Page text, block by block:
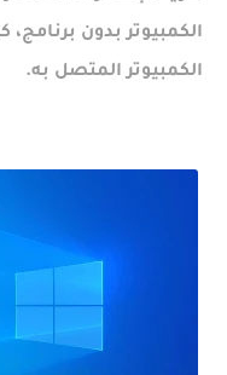
الكمبيوتر بدون
الكمبيوتر المتصل به.